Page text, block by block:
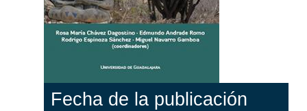
Fecha de la publicación